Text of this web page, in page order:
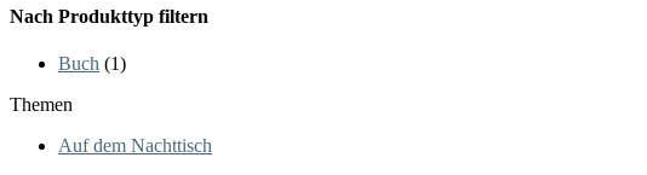
Nach Produkttyp filtern
Buch (1)
Themen
Auf dem Nachttisch